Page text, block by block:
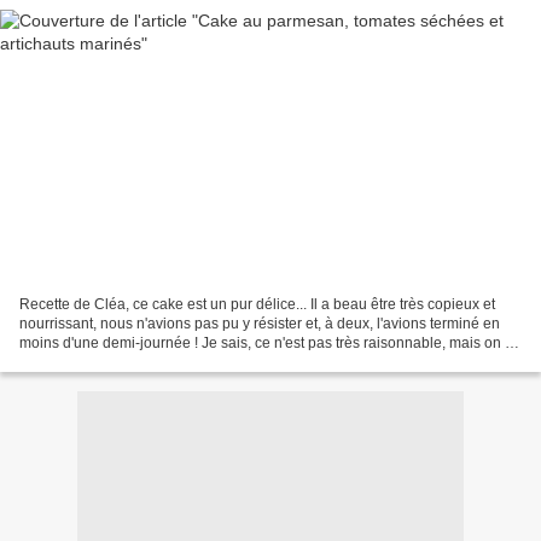
Recette de Cléa, ce cake est un pur délice... Il a beau être très copieux et
nourrissant, nous n'avions pas pu y résister et, à deux, l'avions terminé en
moins d'une demi-journée ! Je sais, ce n'est pas très raisonnable, mais on ne